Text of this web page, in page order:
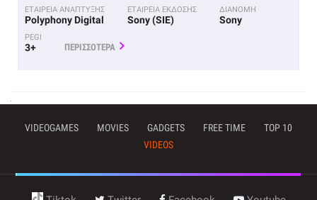
ΕΤΑΙΡΕΙΑ ΑΝΑΠΤΥΞΗΣ
Polyphony Digital
ΕΤΑΙΡΕΙΑ ΕΚΔΟΣΗΣ
Sony (SIE)
ΔΙΑΝΟΜΗ
Sony
PEGI
3+ ΠΕΡΙΣΣΟΤΕΡΑ
VIDEOGAMES MOVIES GADGETS FREE TIME
TOP 10
VIDEOS